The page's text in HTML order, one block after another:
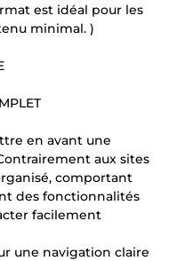
est idéal pour les
minimal. )
en avant une
aux sites
comportant
des fonctionnalités
facilement
une navigation claire